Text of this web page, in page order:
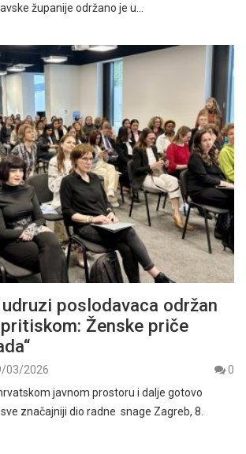
županije održano je u…
poslodavaca održan
Ženske priče
03/2026
0
javnom prostoru i dalje gotovo
značajniji dio radne snage Zagreb, 8.